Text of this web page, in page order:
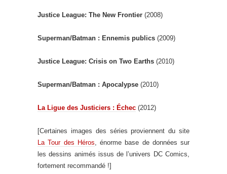
Justice League: The New Frontier (2008)
Superman/Batman : Ennemis publics (2009)
Justice League: Crisis on Two Earths (2010)
Superman/Batman : Apocalypse (2010)
La Ligue des Justiciers : Échec (2012)
[Certaines images des séries proviennent du site
La Tour des Héros, énorme base de données sur
les dessins animés issus de l’univers DC Comics,
fortement recommandé !]